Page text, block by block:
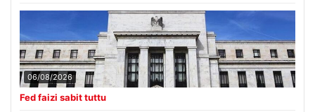
06/08/2026
Fed faizi sabit tuttu